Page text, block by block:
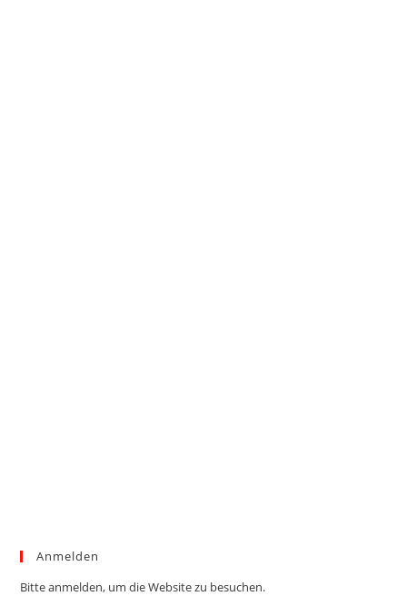
Anmelden
Bitte anmelden, um die Website zu besuchen.